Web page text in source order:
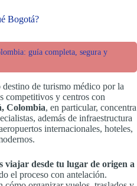
Bogotá?
guía completa, segura y
de turismo médico por la
competitivos y centros con
Colombia, en particular, concentra
además de infraestructura
internacionales, hoteles,
viajar desde tu lugar de origen a
el proceso con antelación.